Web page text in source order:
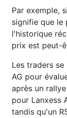
Par exemple,
signifie que le
l'historique
prix est peut-
Les traders se
AG pour
après un
pour Lanxess
tandis qu'un